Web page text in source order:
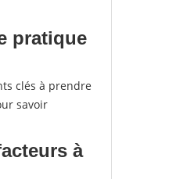
pratique
clés à prendre
savoir
à